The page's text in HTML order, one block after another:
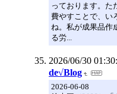
っております。た
費やすことで、い
ね。私が成果品作
る労...
2026/06/30
de√Blog
2026-06-08